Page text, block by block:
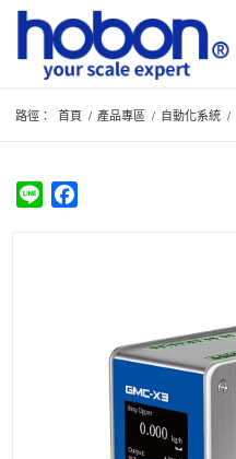
路徑： 首頁 / 產品專區 / 自動化系統 /
Line